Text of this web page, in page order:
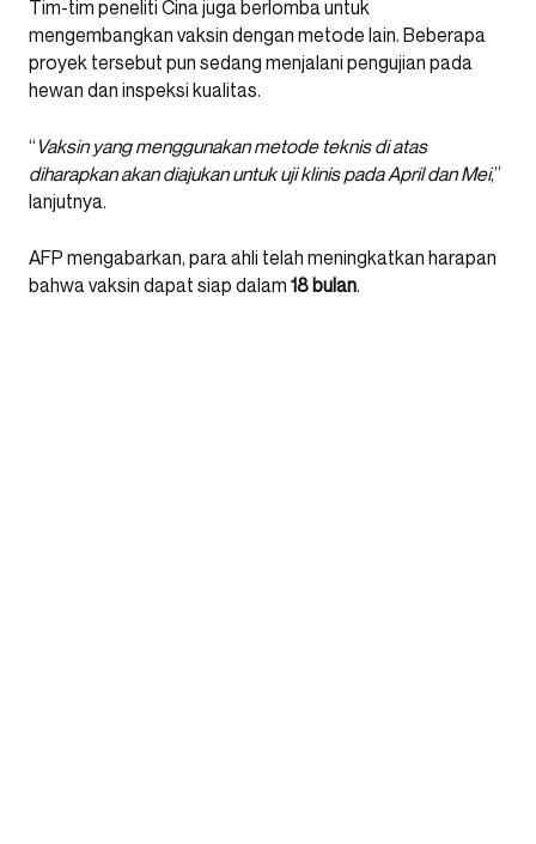
Tim-tim peneliti Cina juga berlomba untuk
mengembangkan vaksin dengan metode lain. Beberapa
proyek tersebut pun sedang menjalani pengujian pada
hewan dan inspeksi kualitas.
“ Vaksin yang menggunakan metode teknis di atas
diharapkan akan diajukan untuk uji klinis pada April dan Mei,”
lanjutnya.
AFP mengabarkan, para ahli telah meningkatkan harapan
bahwa vaksin dapat siap dalam 18 bulan.